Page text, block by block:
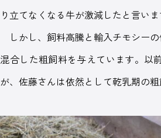
り立てなくなる牛が激減したと言いま
しかし、飼料高騰と輸入チモシー
混合した粗飼料を与えています。以
が、佐藤さんは依然として乾乳期の